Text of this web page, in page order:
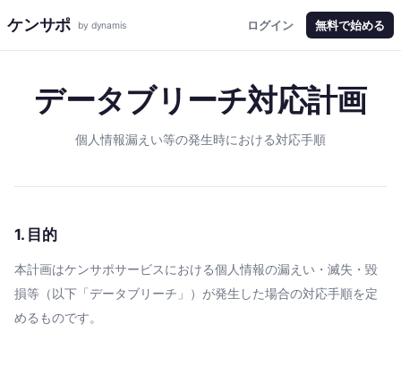
ケンサポ by dynamis ログイン 無料で始める
データブリーチ対応計画
個人情報漏えい等の発生時における対応手順
1. 目的
本計画はケンサポサービスにおける個人情報の漏えい・滅失・毀
損等（以下「データブリーチ」）が発生した場合の対応手順を定
めるものです。